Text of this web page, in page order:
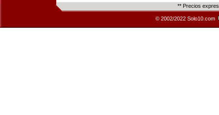
** Precios
© 2002/2022 Solo10.com